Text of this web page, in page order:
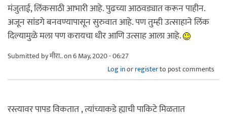
मंजुताई, लिंकसाठी आभारी आहे. पुढच्या आठवड्यात करून पाहीन.
अजून सांडगे बनवण्यापासून सुरुवात आहे. पण तुम्ही उत्साहाने लिंक
दिल्यामुळे मला पण करायचा धीर आणि उत्साह आला आहे.
Submitted byमीरा..on 6 May, 2020 - 06:27
Log inorregisterto post comments
रस्त्यावर पापड विकतात , त्यांच्याकडे ह्याची पाकिटे मिळतात